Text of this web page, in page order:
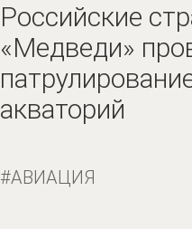
Российские
«Медведи»
акваторий
АВИАЦИЯ